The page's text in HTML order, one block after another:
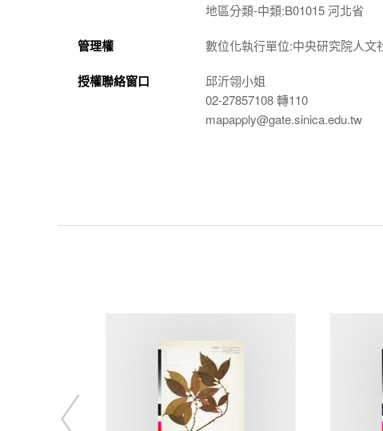
地區分類-中類:B01015 河北省
管理權 數位化執行單位:中央研究院人文
授權聯絡窗口
邱沂翎小姐
02-27857108 轉110
mapapply@gate.sinica.edu.tw